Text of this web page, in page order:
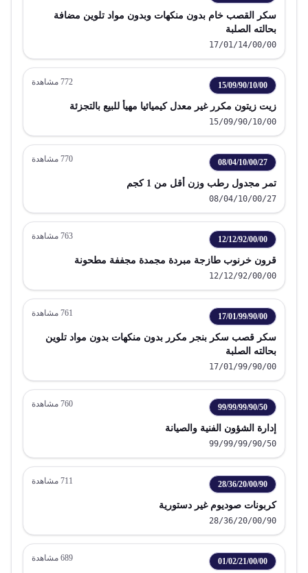
سكر القصب خام بدون منكهات وبدون مواد تلوين مضافة
بحالته الصلبة
17/01/14/00/00
15/09/90/10/00
772 مشاهدة
زيت زيتون مكرر غير معدل كيميائيا مهيأ للبيع بالتجزئة
15/09/90/10/00
08/04/10/00/27
770 مشاهدة
تمر مجدول رطب وزن أقل من 1 كجم
08/04/10/00/27
12/12/92/00/00
763 مشاهدة
قرون خرنوب طازجة مبردة مجمدة مجففة مطحونة
12/12/92/00/00
17/01/99/90/00
761 مشاهدة
سكر قصب سكر بنجر مكرر بدون منكهات بدون مواد تلوين
بحالته الصلبة
17/01/99/90/00
99/99/99/90/50
760 مشاهدة
إدارة الشؤون الفنية والصيانة
99/99/99/90/50
28/36/20/00/90
711 مشاهدة
كربونات صوديوم غير دستورية
28/36/20/00/90
01/02/21/00/00
689 مشاهدة